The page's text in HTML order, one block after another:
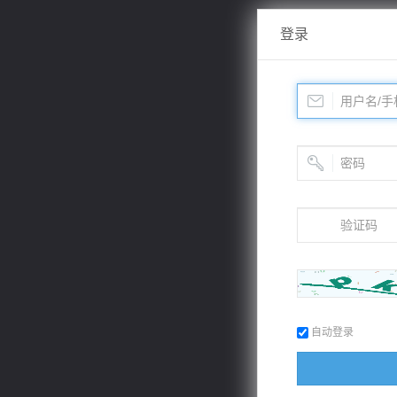
登录
自动登录